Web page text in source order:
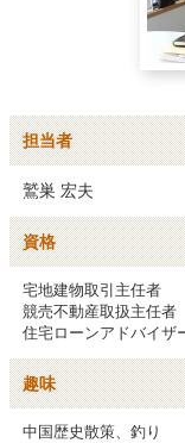
担当者
鷲巣 宏夫
資格
宅地建物取引主任者
競売不動産取扱主任者
住宅ローンアドバイザ
趣味
中国歴史散策、釣り